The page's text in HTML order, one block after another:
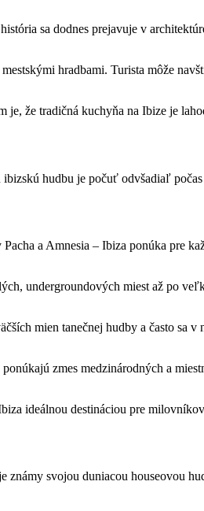
sa dodnes prejavuje v
hradbami. Turista môže
že tradičná kuchyňa na Ibize je
hudbu je počuť odvšadiaľ počas
a Amnesia – Ibiza ponúka pre
undergroundových miest až po
mien tanečnej hudby a často sa
zmes medzinárodných a
ideálnou destináciou pre
svojou duniacou houseovou